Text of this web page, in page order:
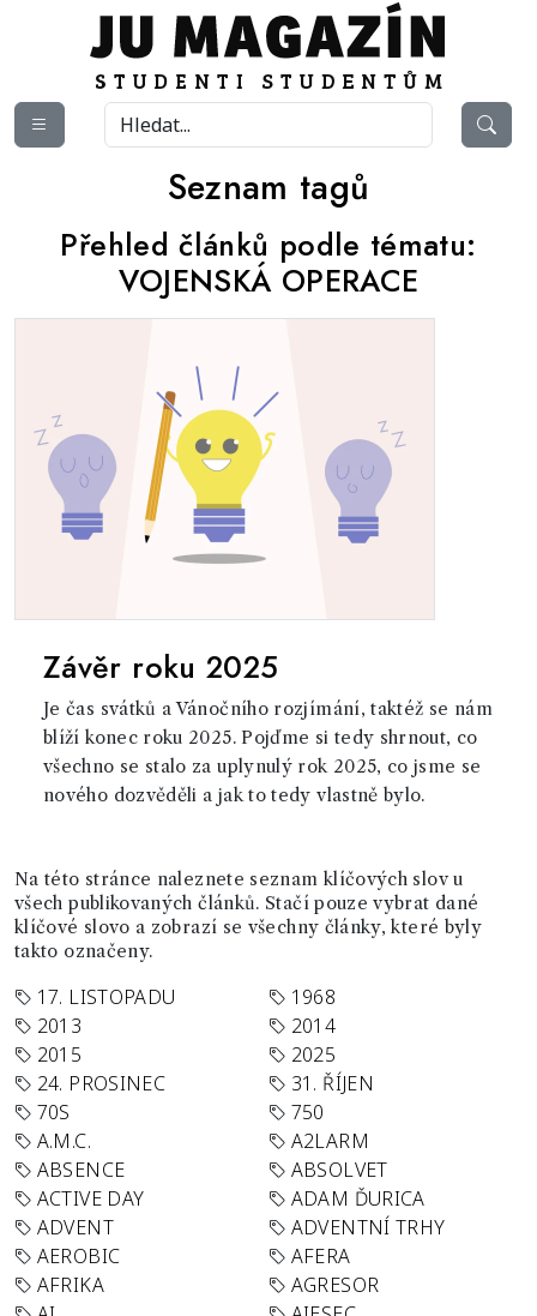
Seznam tagů
Přehled článků podle tématu:
VOJENSKÁ OPERACE
Závěr roku 2025
Je čas svátků a Vánočního rozjímání, taktéž se nám
blíží konec roku 2025. Pojďme si tedy shrnout, co
všechno se stalo za uplynulý rok 2025, co jsme se
nového dozvěděli a jak to tedy vlastně bylo.
Na této stránce naleznete seznam klíčových slov u
všech publikovaných článků. Stačí pouze vybrat dané
klíčové slovo a zobrazí se všechny články, které byly
takto označeny.
17. LISTOPADU
1968
2013
2014
2015
2025
24. PROSINEC
31. ŘÍJEN
70S
750
A.M.C.
A2LARM
ABSENCE
ABSOLVET
ACTIVE DAY
ADAM ĎURICA
ADVENT
ADVENTNÍ TRHY
AEROBIC
AFERA
AFRIKA
AGRESOR